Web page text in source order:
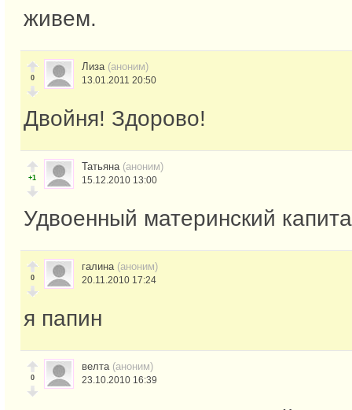
живем.
0
Лиза (аноним)
13.01.2011 20:50
Двойня! Здорово!
+1
Татьяна (аноним)
15.12.2010 13:00
Удвоенный материнский
0
галина (аноним)
20.11.2010 17:24
я папин
0
велта (аноним)
23.10.2010 16:39